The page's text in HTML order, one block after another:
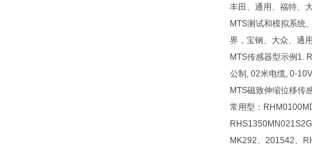
丰田、通用、福特、
MTS测试和模拟系统
界，宝钢、大众、通
MTS传感器型示例1.
公制, 02米电缆, 0-
MTS磁致伸缩位移传
常用型：
MK292、201542、